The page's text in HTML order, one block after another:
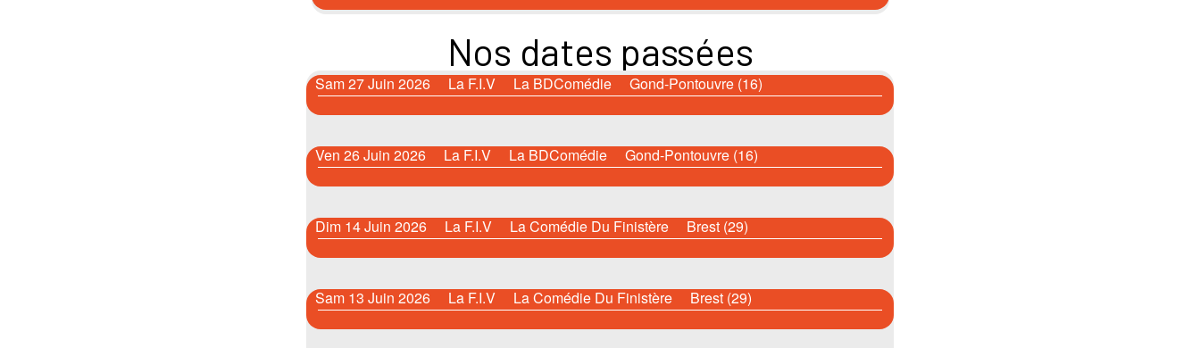
Nos dates passées
Sam 27 Juin 2026 La F.I.V La BDComédie Gond-Pontouvre (16)
Ven 26 Juin 2026 La F.I.V La BDComédie Gond-Pontouvre (16)
Dim 14 Juin 2026 La F.I.V La Comédie Du Finistère Brest (29)
Sam 13 Juin 2026 La F.I.V La Comédie Du Finistère Brest (29)